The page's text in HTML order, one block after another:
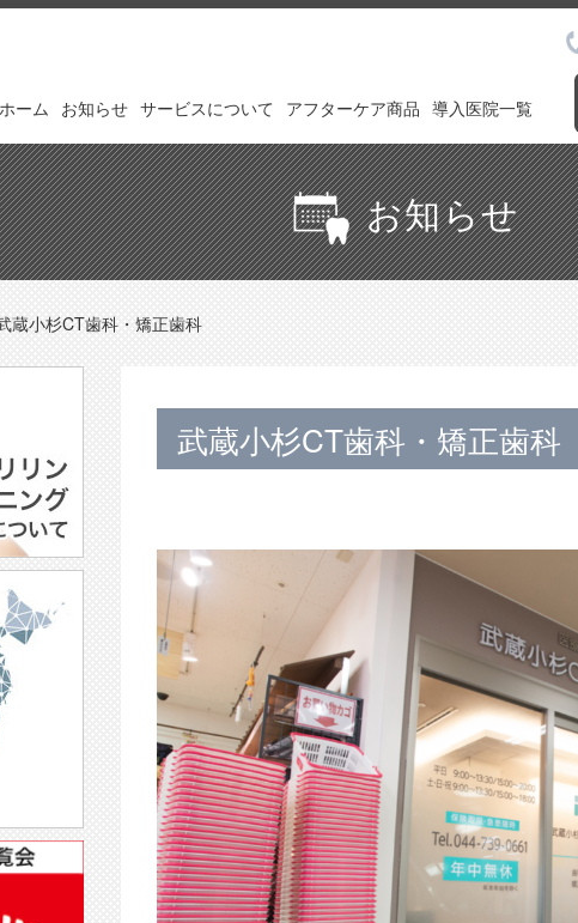
ホーム お知らせ サービスについて アフターケア商品 導入医院一覧
お知らせ
蔵小杉CT歯科・矯正歯科
武蔵小杉CT歯科・矯正歯科